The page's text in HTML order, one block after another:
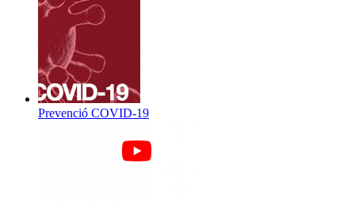
Prevenció COVID-19